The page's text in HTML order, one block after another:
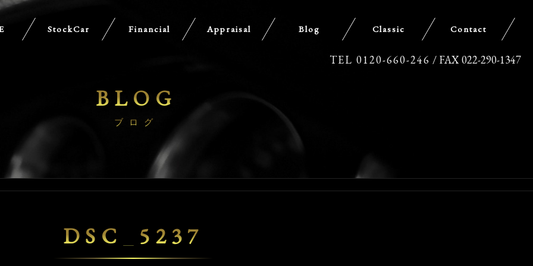
TEL 0120-660-246 / FAX 022-290-1347
StockCar Financial Appraisal Blog Classic Contact
BLOG
ブログ
DSC_5237